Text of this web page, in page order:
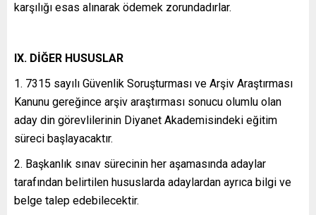
karşılığı esas alınarak ödemek zorundadırlar.
IX. DİĞER HUSUSLAR
1. 7315 sayılı Güvenlik Soruşturması ve Arşiv Araştırması
Kanunu gereğince arşiv araştırması sonucu olumlu olan
aday din görevlilerinin Diyanet Akademisindeki eğitim
süreci başlayacaktır.
2. Başkanlık sınav sürecinin her aşamasında adaylar
tarafından belirtilen hususlarda adaylardan ayrıca bilgi ve
belge talep edebilecektir.